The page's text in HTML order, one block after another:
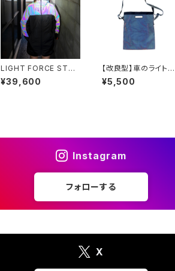
LIGHT FORCE STOR
Eセレクト オーロラリ
フレクターウィンドブレ
¥39,600
【改良型】車のライトで
光る！FUTUREメッシュ
ショルダーバッグ
¥5,500
Instagram
フォローする
X